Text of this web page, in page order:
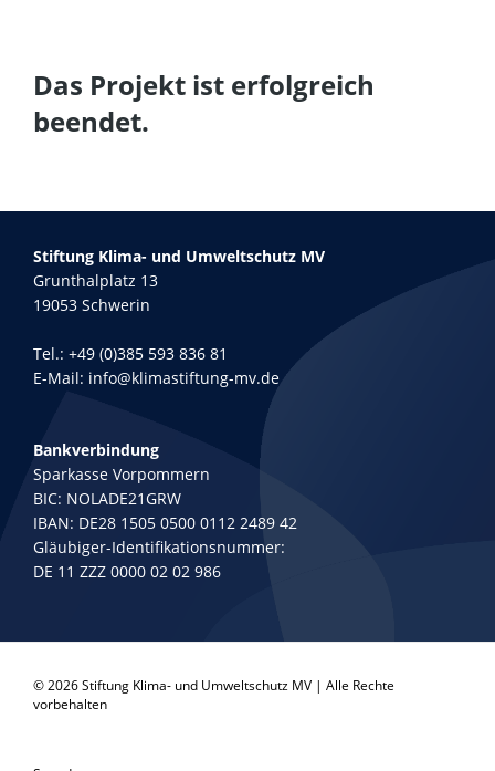
Das Projekt ist erfolgreich
beendet.
Stiftung Klima- und Umweltschutz MV
Grunthalplatz 13
19053 Schwerin
Tel.: +49 (0)385 593 836 81
E-Mail: info@klimastiftung-mv.de
Bankverbindung
Sparkasse Vorpommern
BIC: NOLADE21GRW
IBAN: DE28 1505 0500 0112 2489 42
Gläubiger-Identifikationsnummer:
DE 11 ZZZ 0000 02 02 986
© 2026 Stiftung Klima- und Umweltschutz MV | Alle Rechte
vorbehalten